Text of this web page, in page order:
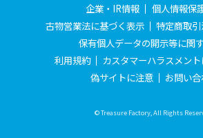
企業・IR情報
個人情報保
古物営業法に基づく表示
特定商取
保有個人データの開示等に関
利用規約
カスタマーハラスメン
偽サイトに注意
お問い
© Treasure Factory, All Rights